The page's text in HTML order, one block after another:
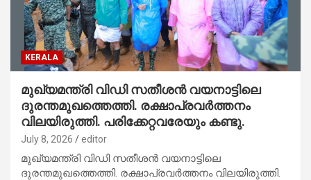
KERALA
മുഖ്യമന്ത്രി വിഡി സതീശൻ വയനാട്ടിലെ
ദുരന്തമുഖത്തെത്തി. രക്ഷാപ്രവർത്തനം
വിലയിരുത്തി. പരിക്കേറ്റവരേയും കണ്ടു.
July 8, 2026 editor
മുഖ്യമന്ത്രി വിഡി സതീശൻ വയനാട്ടിലെ
ദുരന്തമുഖത്തെത്തി. രക്ഷാപ്രവർത്തനം വിലയിരുത്തി.